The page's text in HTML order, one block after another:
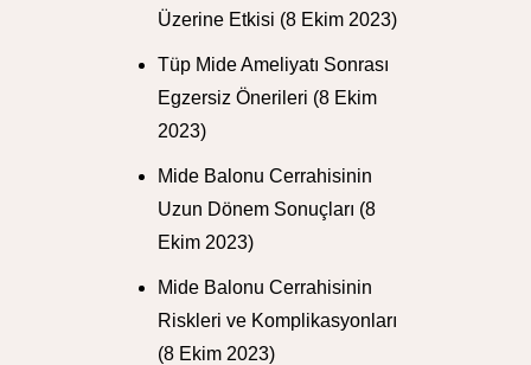
Üzerine Etkisi (8 Ekim 2023)
Tüp Mide Ameliyatı Sonrası
Egzersiz Önerileri (8 Ekim
2023)
Mide Balonu Cerrahisinin
Uzun Dönem Sonuçları (8
Ekim 2023)
Mide Balonu Cerrahisinin
Riskleri ve Komplikasyonları
(8 Ekim 2023)